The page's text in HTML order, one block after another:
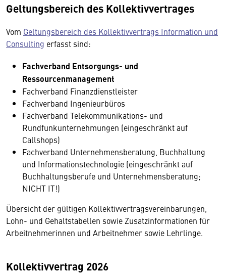
Geltungsbereich des Kollektivvertrages
Vom Geltungsbereich des Kollektivvertrags Information und
Consulting erfasst sind:
Fachverband Entsorgungs- und
Ressourcenmanagement
Fachverband Finanzdienstleister
Fachverband Ingenieurbüros
Fachverband Telekommunikations- und
Rundfunkunternehmungen (eingeschränkt auf
Callshops)
Fachverband Unternehmensberatung, Buchhaltung
und Informationstechnologie (eingeschränkt auf
Buchhaltungsberufe und Unternehmensberatung;
NICHT IT!)
Übersicht der gültigen Kollektivvertragsvereinbarungen,
Lohn- und Gehaltstabellen sowie Zusatzinformationen für
Arbeitnehmerinnen und Arbeitnehmer sowie Lehrlinge.
Kollektivvertrag 2026